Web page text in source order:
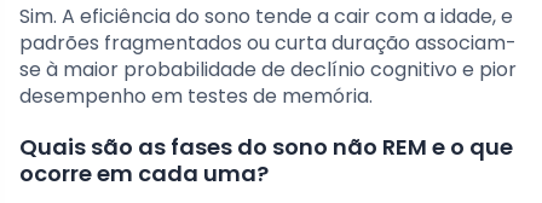
Sim. A eficiência do sono tende a cair com a idade, e
padrões fragmentados ou curta duração associam-
se à maior probabilidade de declínio cognitivo e pior
desempenho em testes de memória.
Quais são as fases do sono não REM e o que
ocorre em cada uma?